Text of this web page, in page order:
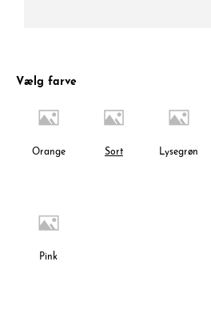
Vælg farve
Orange Sort Lysegrøn
Pink